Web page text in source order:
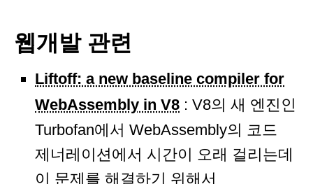
웹개발 관련
Liftoff: a new baseline compiler for
WebAssembly in V8 : V8의 새 엔진인
Turbofan에서 WebAssembly의 코드
제너레이션에서 시간이 오래 걸리는데
이 문제를 해결하기 위해서